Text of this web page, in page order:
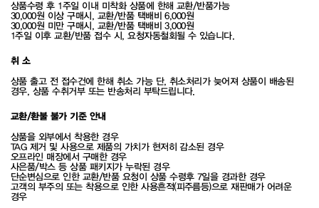
상품수령 후 1주일 이내 미착화 상품에 한해 교환/반품가능
30,000원 이상 구매시, 교환/반품 택배비 6,000원
30,000원 미만 구매시, 교환/반품 택배비 3,000원
1주일 이후 교환/반품 접수 시, 요청자동철회될 수 있습니다.
취 소
상품 출고 전 접수건에 한해 취소 가능 단, 취소처리가 늦어져 상품이 배송된
경우, 상품 수취거부 또는 반송처리 부탁드립니다.
교환/환불 불가 기준 안내
상품을 외부에서 착용한 경우
TAG 제거 및 사용으로 제품의 가치가 현저히 감소된 경우
오프라인 매장에서 구매한 경우
사은품/박스 등 상품 패키지가 누락된 경우
단순변심으로 인한 교환/반품 요청이 상품 수령후 7일을 경과한 경우
고객의 부주의 또는 착용으로 인한 사용흔적(피주름등)으로 재판매가 어려운
경우